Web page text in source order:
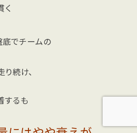
く
底でチームの
続け、
するも